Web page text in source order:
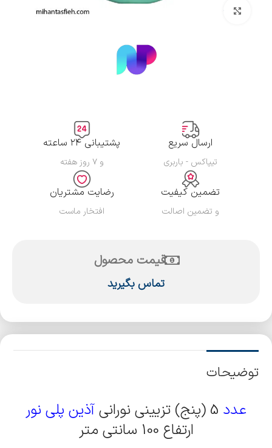
بزرگنمایی تصویر
ارسال سریع
تیپاکس - باربری
پشتیبانی ۲۴ ساعته
و ۷ روز هفته
تضمین کیفیت
و تضمین اصالت
رضایت مشتریان
افتخار ماست
قیمت محصول
تماس بگیرید
توضیحات
عدد
آذین پلی نور
ارتفاع 100 سانتی متر